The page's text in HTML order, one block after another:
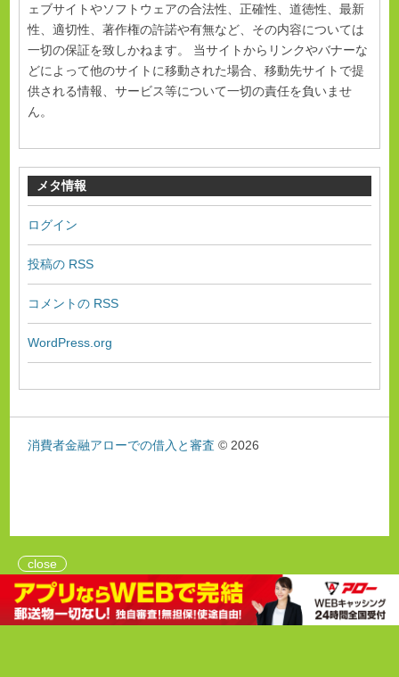
ェブサイトやソフトウェアの合法性、正確性、道徳性、最新
性、適切性、著作権の許諾や有無など、その内容については
一切の保証を致しかねます。 当サイトからリンクやバナーな
どによって他のサイトに移動された場合、移動先サイトで提
供される情報、サービス等について一切の責任を負いませ
ん。
メタ情報
ログイン
投稿の RSS
コメントの RSS
WordPress.org
消費者金融アローでの借入と審査 © 2026
close